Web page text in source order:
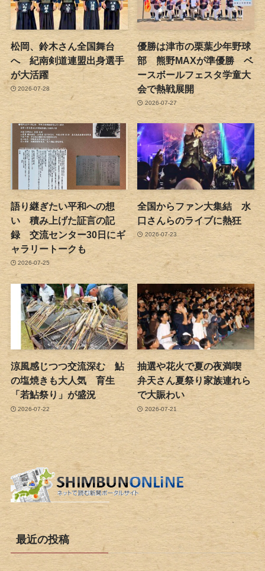
松岡、鈴木さん全国舞台
へ 紀南剣道連盟出身選手
が大活躍
2026-07-28
優勝は津市の栗葉少年野球
部 熊野MAXが準優勝 ベ
ースボールフェスタ学童大
会で熱戦展開
2026-07-27
語り継ぎたい平和への想
い 積み上げた証言の記
録 交流センター30日にギ
ャラリートークも
2026-07-25
全国からファン大集結 水
口さんらのライブに熱狂
2026-07-23
涼風感じつつ交流深む 鮎
の塩焼きも大人気 育生
「若鮎祭り」が盛況
2026-07-22
抽選や花火で夏の夜満喫
弁天さん夏祭り家族連れら
で大賑わい
2026-07-21
最近の投稿